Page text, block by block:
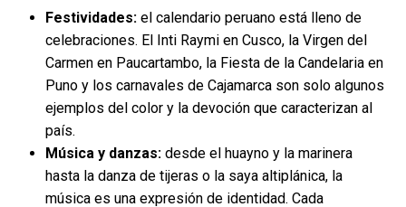
Festividades: el calendario peruano está lleno de
celebraciones. El Inti Raymi en Cusco, la Virgen del
Carmen en Paucartambo, la Fiesta de la Candelaria en
Puno y los carnavales de Cajamarca son solo algunos
ejemplos del color y la devoción que caracterizan al
país.
Música y danzas: desde el huayno y la marinera
hasta la danza de tijeras o la saya altiplánica, la
música es una expresión de identidad. Cada